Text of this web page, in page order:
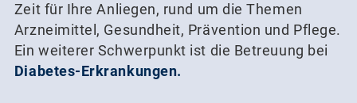
Zeit für Ihre Anliegen, rund um die Themen
Arzneimittel, Gesundheit, Prävention und Pflege.
Ein weiterer Schwerpunkt ist die Betreuung bei
Diabetes-Erkrankungen.